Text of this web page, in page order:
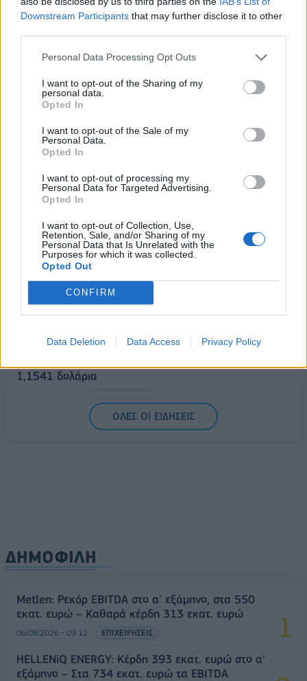
Downstream Participants that may further disclose it to other
Personal Data Processing Opt Outs
I want to opt-out of the Sharing of my
personal data.
Opted In
I want to opt-out of the Sale of my
Personal Data.
Opted In
I want to opt-out of processing my
Personal Data for Targeted Advertising.
Opted In
I want to opt-out of Collection, Use,
Retention, Sale, and/or Sharing of my
Personal Data that Is Unrelated with the
Purposes for which it was collected.
Opted Out
CONFIRM
Data Deletion Data Access Privacy Policy
06/08/2026 - 16:51 ΟΙΚΟΝΟΜΙΑ
Eurobank: Εξελίξεις και προοπτικές στις αγορές
Οι ελληνικές scale-ups επιχειρήσεις στρέφονται
στην ανάπτυξη - Μεγαλύτερη πρόκληση η
06/08/2026 - 15:56 ΕΠΙΧΕΙΡΗΣΕΙΣ
Δείκτης Τιμών, με άνοδο 0,15%
06/08/2026 - 15:46
ΥΠΑΑΤ: Αποζημιώσεις 38,1 εκατ. ευρώ σε
κτηνοτρόφους για ευλογιά, πανώλη και αφθώδη
πυρετό
Στ. Παπασταύρου: Άμεσα αντιδιαβρωτικά έργα στη
Δυτική Αττική
ΠΟΛΙΤΙΚΗ
1,1541 δολάρια
ΟΛΕΣ ΟΙ ΕΙΔΗΣΕΙΣ
ΔΗΜΟΦΙΛΗ
Metlen: Ρεκόρ EBITDA στο α' εξάμηνο, στα 550
εκατ. ευρώ – Καθαρά κέρδη 313 εκατ. ευρώ
06/08/2026 - 09:12 ΕΠΙΧΕΙΡΗΣΕΙΣ
HELLENiQ ENERGY: Κέρδη 393 εκατ. ευρώ στο α'
εξάμηνο – Στα 734 εκατ. ευρώ τα EBITDA